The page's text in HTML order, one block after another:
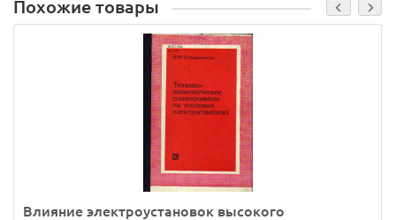
Похожие товары
Влияние электроустановок высокого